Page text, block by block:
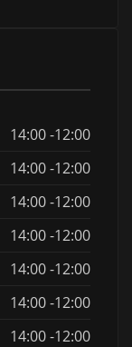
14:00 -12:00
14:00 -12:00
14:00 -12:00
14:00 -12:00
14:00 -12:00
14:00 -12:00
14:00 -12:00